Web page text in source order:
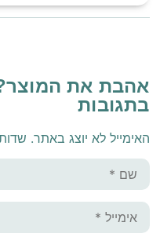
אהבת את
בתגובות
האימייל לא יוצג באתר.